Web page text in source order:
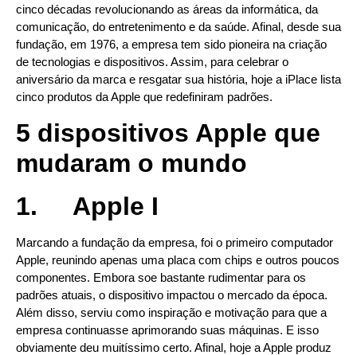
cinco décadas revolucionando as áreas da informática, da
comunicação, do entretenimento e da saúde. Afinal, desde sua
fundação, em 1976, a empresa tem sido pioneira na criação
de tecnologias e dispositivos. Assim, para celebrar o
aniversário da marca e resgatar sua história, hoje a iPlace lista
cinco produtos da Apple que redefiniram padrões.
5 dispositivos Apple que
mudaram o mundo
1. Apple I
Marcando a fundação da empresa, foi o primeiro computador
Apple, reunindo apenas uma placa com chips e outros poucos
componentes. Embora soe bastante rudimentar para os
padrões atuais, o dispositivo impactou o mercado da época.
Além disso, serviu como inspiração e motivação para que a
empresa continuasse aprimorando suas máquinas. E isso
obviamente deu muitíssimo certo. Afinal, hoje a Apple produz